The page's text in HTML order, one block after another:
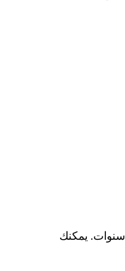
تتجدّد مقابل E£⁦2,329⁩/الشهر لـ2 سنوات. يمكنك